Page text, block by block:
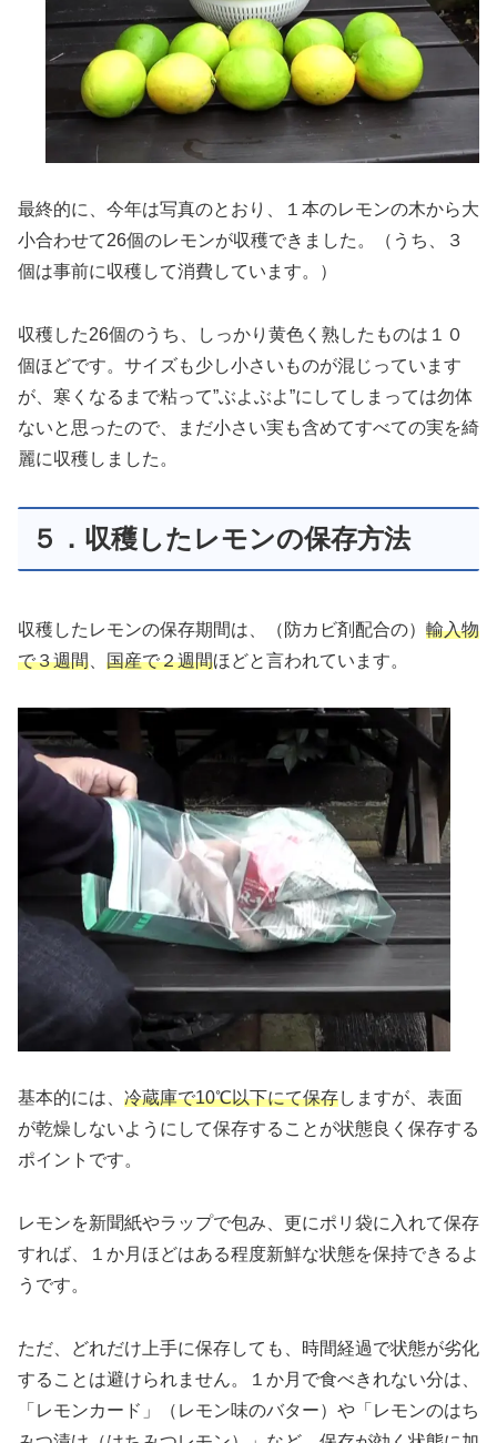
最終的に、今年は写真のとおり、１本のレモンの木から大
小合わせて26個のレモンが収穫できました。（うち、３
個は事前に収穫して消費しています。）
収穫した26個のうち、しっかり黄色く熟したものは１０
個ほどです。サイズも少し小さいものが混じっています
が、寒くなるまで粘って”ぶよぶよ”にしてしまっては勿体
ないと思ったので、まだ小さい実も含めてすべての実を綺
麗に収穫しました。
５．収穫したレモンの保存方法
収穫したレモンの保存期間は、（防カビ剤配合の） 輸入物
で３週間
国産で２週間ほどと言われています。
基本的には、 冷蔵庫で10℃以下にて保存しますが、表面
が乾燥しないようにして保存することが状態良く保存する
ポイントです。
レモンを新聞紙やラップで包み、更にポリ袋に入れて保存
すれば、１か月ほどはある程度新鮮な状態を保持できるよ
うです。
ただ、どれだけ上手に保存しても、時間経過で状態が劣化
することは避けられません。１か月で食べきれない分は、
「レモンカード」（レモン味のバター）や「レモンのはち